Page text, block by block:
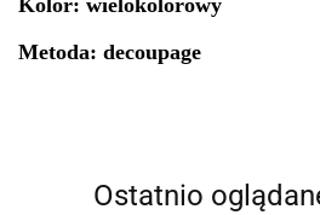
Kolor: wielokolorowy
Metoda: decoupage
Ostatnio